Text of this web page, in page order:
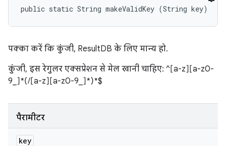
public static String makeValidKey (String key)
पक्का करें कि कुंजी, ResultDB के लिए मान्य हो.
कुंजी, इस रेगुलर एक्सप्रेशन से मेल खानी चाहिए: ^[a-z][a-z0-
9_]*(/[a-z][a-z0-9_]*)*$
पैरामीटर
key